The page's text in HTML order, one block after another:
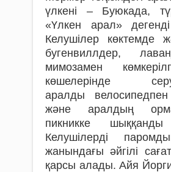
үлкені – Буюкада,
«Үлкен арал» дегенді
Келушілер көктемде
бугенвиллдер,
мимозамен
көшелерінде
аралды
және аралдың
пикникке
Келушілерді
жанындағы әйгілі
қарсы алады. Айя